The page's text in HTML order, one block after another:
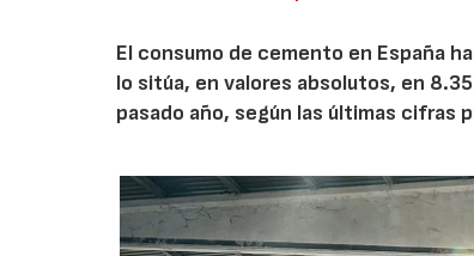
El consumo de cemento en España
lo sitúa, en valores absolutos, en
pasado año, según las últimas cifras